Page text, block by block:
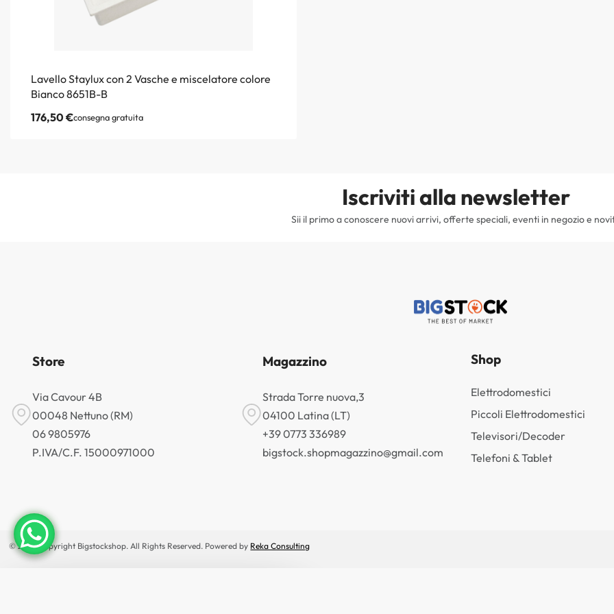
Lavello Staylux con 2 Vasche e miscelatore colore
Bianco 8651B-B
176,50€consegna gratuita
Iscriviti alla newsletter
Sii il primo a conoscere nuovi arrivi, offerte speciali, eventi in negozio e
Store
Via Cavour 4B
00048 Nettuno (RM)
06 9805976
P.IVA/C.F. 15000971000
Magazzino
Strada Torre nuova,3
04100 Latina (LT)
+39 0773 336989
bigstock.shopmagazzino@gmail.com
Shop
Elettrodomestici
Piccoli Elettrodomestici
Televisori/Decoder
Telefoni & Tablet
© 2026 Copyright Bigstockshop. All Rights Reserved. Powered by Reka Consulting